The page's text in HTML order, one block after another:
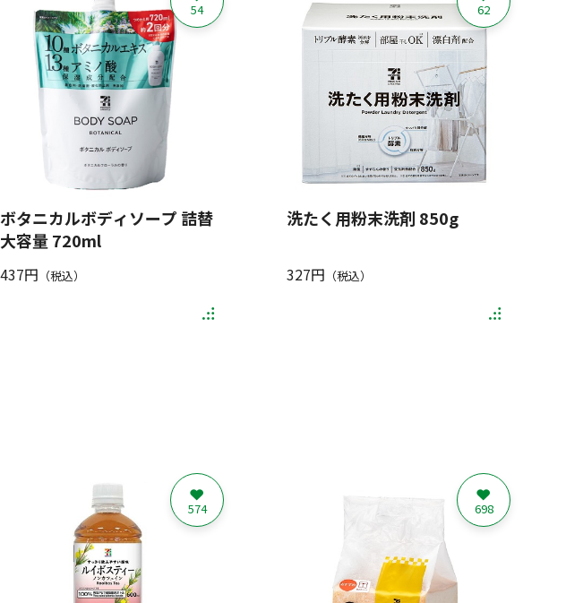
ボタニカルボディソープ 詰替
大容量 720ml
437円 （税込）
54
洗たく用粉末洗剤 850g
327円 （税込）
62
574 698